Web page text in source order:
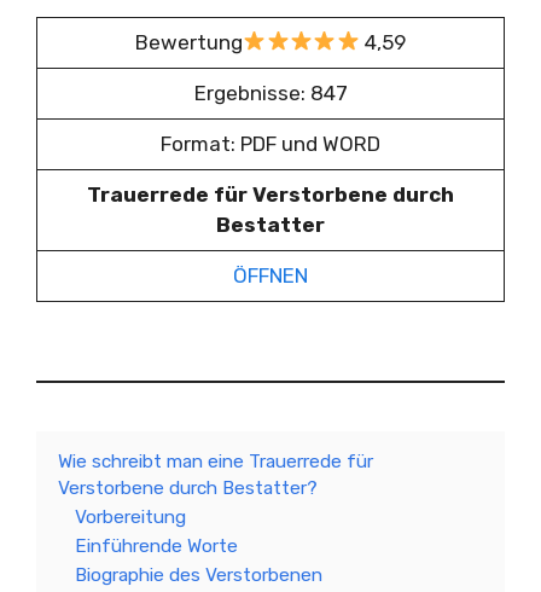
Bewertung 4,59
Ergebnisse: 847
Format: PDF und WORD
Trauerrede für Verstorbene durch
Bestatter
ÖFFNEN
Wie schreibt man eine Trauerrede für
Verstorbene durch Bestatter?
Vorbereitung
Einführende Worte
Biographie des Verstorbenen